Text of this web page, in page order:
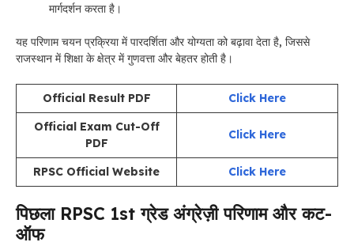
मार्गदर्शन करता है।
यह परिणाम चयन प्रक्रिया में पारदर्शिता और योग्यता को बढ़ावा देता है, जिससे
राजस्थान में शिक्षा के क्षेत्र में गुणवत्ता और बेहतर होती है ।
Official Result PDF
Click Here
Official Exam Cut-Off
PDF
Click Here
RPSC Official Website Click Here
पिछला RPSC 1st ग्रेड अंग्रेज़ी परिणाम और कट-
ऑफ